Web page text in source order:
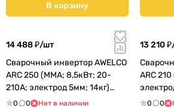
В корзину
14 488 ₽/шт
Сварочный инвертор AWELCO
ARC 250 (MMA; 8,5кВт; 20-
210А; электрод 5мм; 14кг)
(67250)
0 0 Нет в наличии
13 210
ARC 210
0 0